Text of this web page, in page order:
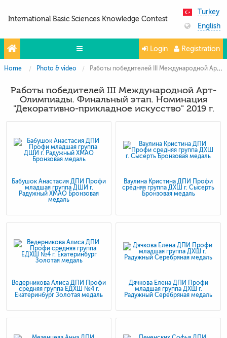
International Basic Sciences Knowledge Contest
Turkey
English
Olympiads
Projects
Partners
Photo & Video
Login Registration
Home Photo & video Работы победителей III Международной Арт-Олимпиады. Финальный этап. Номинация "Декоративно-прикладное искусство" 2019 г.
Работы победителей III Международной Арт-
Олимпиады. Финальный этап. Номинация
"Декоративно-прикладное искусство" 2019 г.
Бабушок Анастасия ДПИ Профи
младшая группа ДШИ г.
Радужный ХМАО Бронзовая
медаль
Ваулина Кристина ДПИ Профи
средняя группа ДХШ г. Сысерть
Бронзовая медаль
Ведерникова Алиса ДПИ Профи
средняя группа ЕДХШ №4 г.
Екатеринбург Золотая медаль
Дячкова Елена ДПИ Профи
младшая группа ДХШ г.
Радужный Серебряная медаль